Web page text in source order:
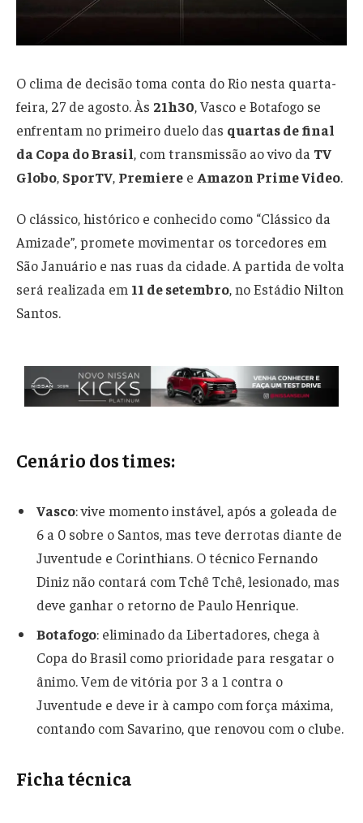
O clima de decisão toma conta do Rio nesta quarta-
feira, 27 de agosto. Às 21h30, Vasco e Botafogo se
enfrentam no primeiro duelo das quartas de final
da Copa do Brasil, com transmissão ao vivo da TV
Globo, SporTV, Premiere e Amazon Prime Video.
O clássico, histórico e conhecido como “Clássico da
Amizade”, promete movimentar os torcedores em
São Januário e nas ruas da cidade. A partida de volta
será realizada em 11 de setembro, no Estádio Nilton
Santos.
Cenário dos times:
Vasco: vive momento instável, após a goleada de
6 a 0 sobre o Santos, mas teve derrotas diante de
Juventude e Corinthians. O técnico Fernando
Diniz não contará com Tchê Tchê, lesionado, mas
deve ganhar o retorno de Paulo Henrique.
Botafogo: eliminado da Libertadores, chega à
Copa do Brasil como prioridade para resgatar o
ânimo. Vem de vitória por 3 a 1 contra o
Juventude e deve ir à campo com força máxima,
contando com Savarino, que renovou com o clube.
Ficha técnica